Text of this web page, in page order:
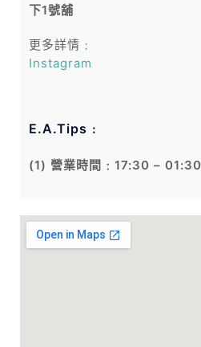
下1號舖
更多詳情﹕
Instagram
E.A.Tips﹕
(1) 營業時間﹕17:30 – 01:30